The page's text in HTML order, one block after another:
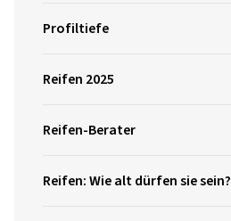
Profiltiefe
Reifen 2025
Reifen-Berater
Reifen: Wie alt dürfen sie sein?